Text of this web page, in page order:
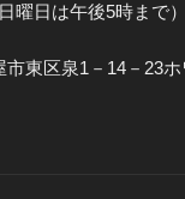
曜日は午後5時まで）
市東区泉1－14－23